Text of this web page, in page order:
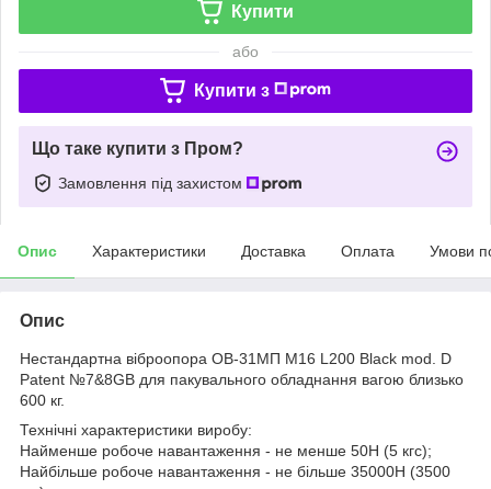
Купити
або
Купити з
Що таке купити з Пром?
Замовлення під захистом
Опис Характеристики Доставка Оплата Умови
Опис
Нестандартна віброопора ОВ-31МП М16 L200 Black mod. D
Patent №7&8GB для пакувального обладнання вагою близько
600 кг.
Технічні характеристики виробу:
Найменше робоче навантаження - не менше 50Н (5 кгс);
Найбільше робоче навантаження - не більше 35000Н (3500